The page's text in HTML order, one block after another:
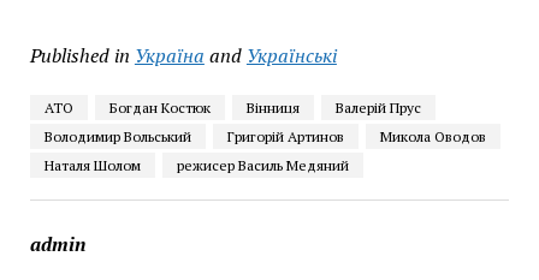
Published in Україна and Українські
АТО Богдан Костюк Вінниця
Валерій Прус
Володимир Вольський
Григорій Артинов
Микола Оводов
Наталя Шолом
режисер Василь Медяний
admin